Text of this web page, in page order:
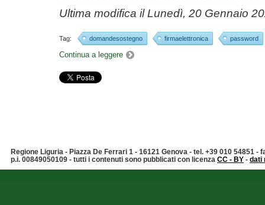
Ultima modifica ilLunedì, 20 Gennaio
Tag: domandesostegno firmaelettronica password
Continua a leggere
Regione Liguria - Piazza De Ferrari 1 - 16121 Genova - tel. +39 010 54851 -
p.i. 00849050109 - tutti i contenuti sono pubblicati con licenza CC - BY - dati